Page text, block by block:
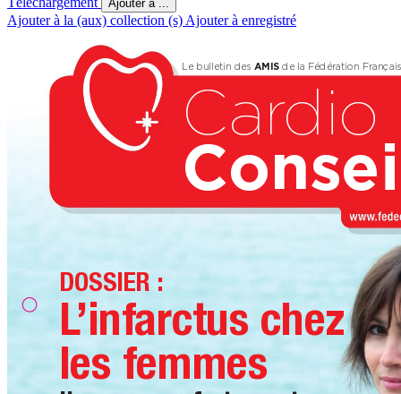
Ajouter à ...
Ajouter à la (aux) collection (s) Ajouter à enregistré
Le bulletin des AMIS de la Fédération Fr
Cardio
C
L’infarctus chez
les femmes
DOSSIER :